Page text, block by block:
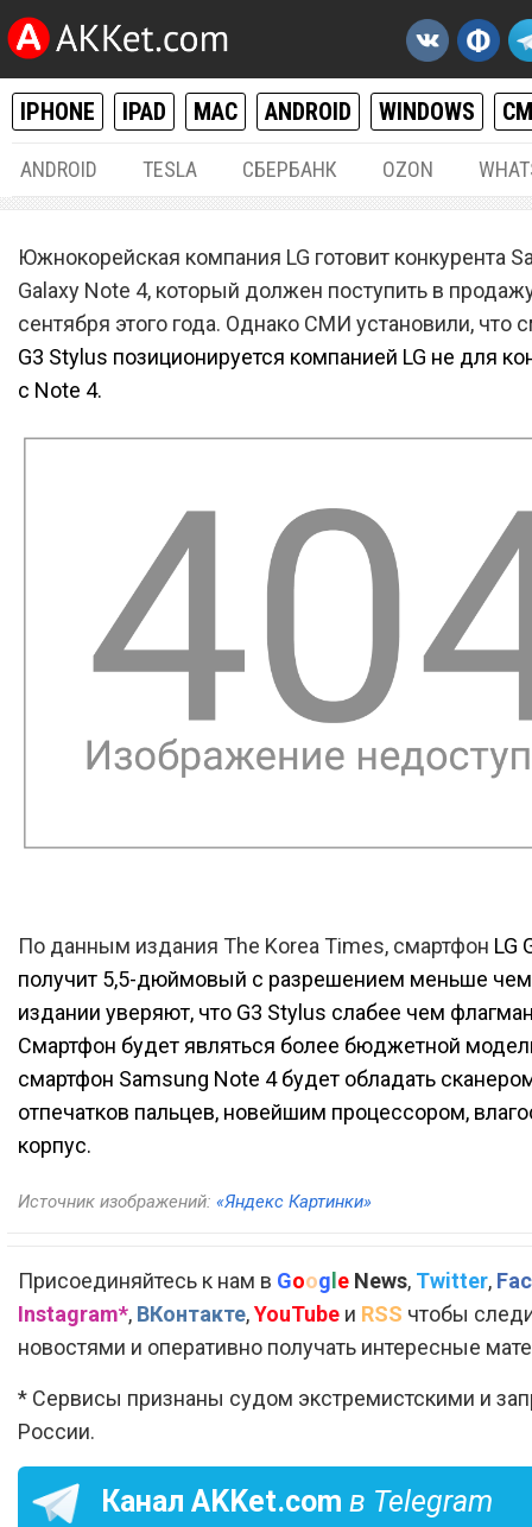
IPHONE IPAD MAC ANDROID WINDOWS
ANDROID TESLA СБЕРБАНК OZON
LG G3 Stylus не сможет
конкурировать с Samsung
Galaxy Note 4
Южнокорейская компания LG готовит конкурента
Galaxy Note 4, который должен поступить в
сентября этого года. Однако СМИ установили, что
G3 Stylus позиционируется компанией LG не для
с Note 4.
По данным издания The Korea Times, смартфон LG
получит 5,5-дюймовый с разрешением меньше чем
издании уверяют, что G3 Stylus слабее чем флагман
Смартфон будет являться более бюджетной
смартфон Samsung Note 4 будет обладать
отпечатков пальцев, новейшим процессором,
корпус.
Источник изображений: «Яндекс Картинки»
Присоединяйтесь к нам в Goog e News, Twitter,
Instagram*, ВКонтакте,YouTube и RSS чтобы
новостями и оперативно получать интересные
* Сервисы признаны судом экстремистскими и
России.
Канал AKKet.com в Telegram